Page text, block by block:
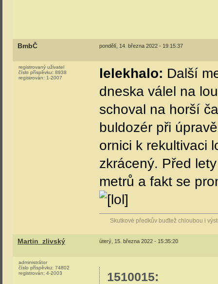
BmbČ pondělí, 14. března 2022 - 19:15:37
registrovaný uživatel
číslo příspěvku: 8938
registrován: 1-2007 lelekhalo: Další
dneska válel na
schoval na horší
buldozér při
ornici k rekultivaci
zkrácený. Před
metrů a fakt se
Skutkové předkův buďtež chloubou i
Martin_zlivský úterý, 15. března 2022 - 15:35:20
administrátor
číslo příspěvku: 74802
registrován: 4-2003 1510015: